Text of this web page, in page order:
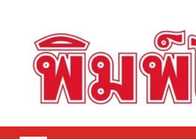
content